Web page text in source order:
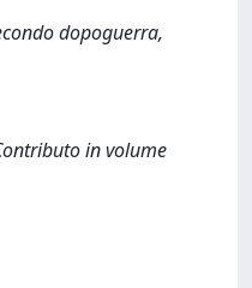
dopoguerra,
in volume